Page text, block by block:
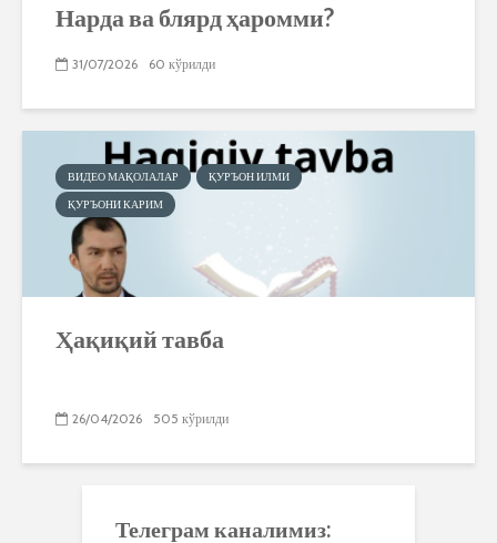
Нарда ва блярд ҳаромми?
31/07/2026 60 кўрилди
ВИДЕО МАҚОЛАЛАР
ҚУРЪОН ИЛМИ
ҚУРЪОНИ КАРИМ
Ҳақиқий тавба
26/04/2026 505 кўрилди
Телеграм каналимиз: